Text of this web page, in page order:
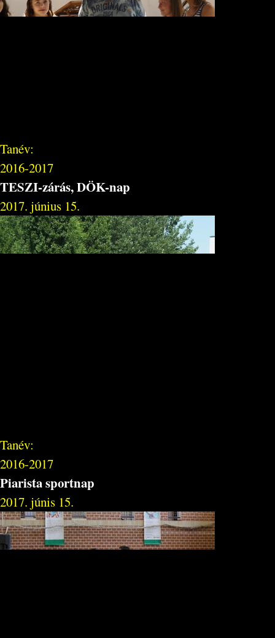
Tanév:
2016-2017
TESZI-zárás, DÖK-nap
2017. június 15.
Tanév:
2016-2017
Piarista sportnap
2017. júnis 15.